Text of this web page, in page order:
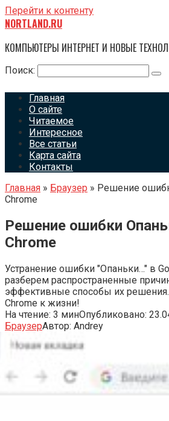
Перейти к контенту
NORTLAND.RU
КОМПЬЮТЕРЫ ИНТЕРНЕТ И НОВЫЕ
Поиск:
Главная
О сайте
Читаемое
Интересное
Все статьи
Карта сайта
Контакты
Главная » Браузер » Решение
Chrome
Решение ошибки
Chrome
Устранение ошибки "Опаньки…" в
разберем распространенные
эффективные способы их
Chrome к жизни!
На чтение: 3 минОпубликовано:
БраузерАвтор: Andrey